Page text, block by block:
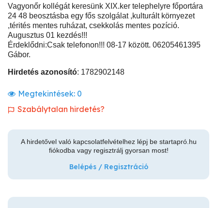
Vagyonőr kollégát keresünk XIX.ker telephelyre főportára
24 48 beosztásba egy fős szolgálat ,kulturált környezet
,térités mentes ruházat, csekkolás mentes pozíció.
Augusztus 01 kezdés!!!
Érdeklődni:Csak telefonon!!! 08-17 között. 06205461395
Gábor.
Hirdetés azonosító: 1782902148
Megtekintések: 0
Szabálytalan hirdetés?
A hirdetővel való kapcsolatfelvételhez lépj be startapró.hu
fiókodba vagy regisztrálj gyorsan most!
Belépés / Regisztráció